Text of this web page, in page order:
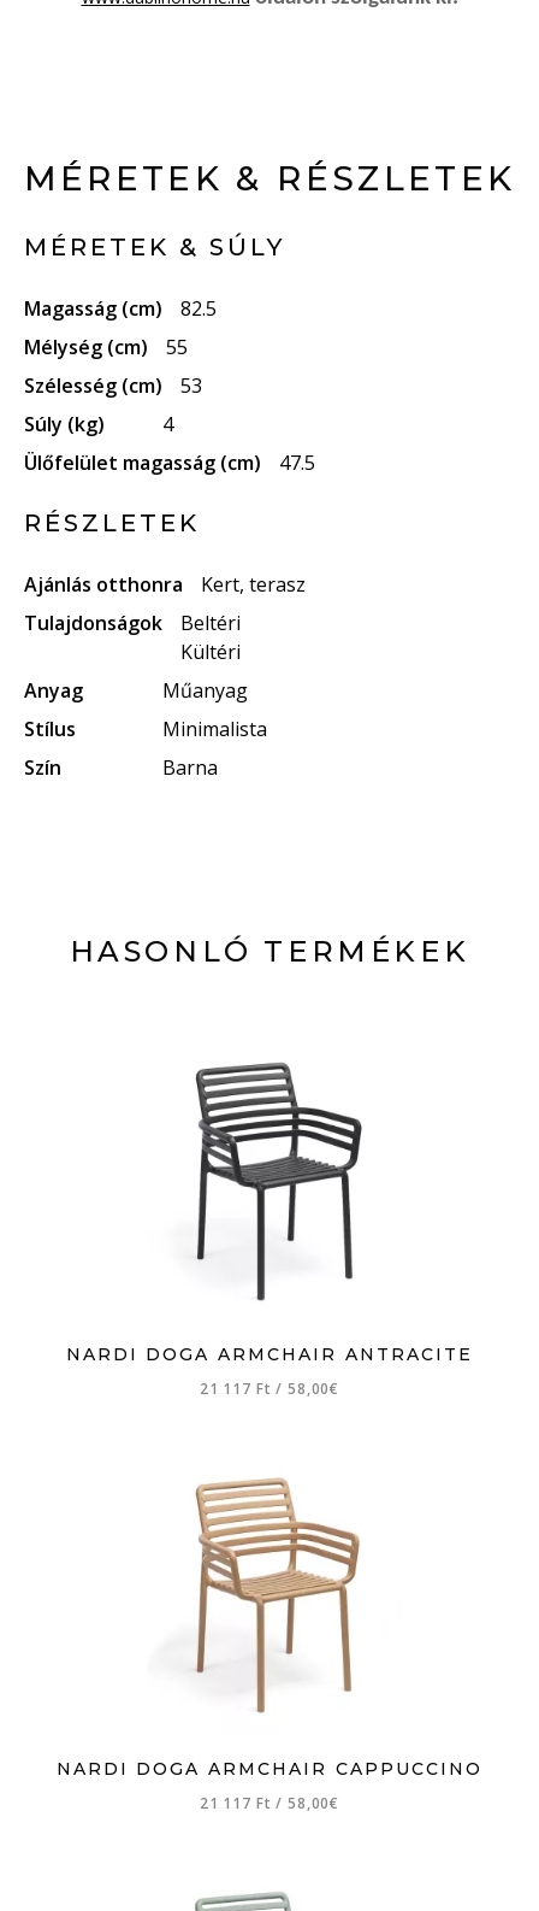
MÉRETEK & RÉSZLETEK
MÉRETEK & SÚLY
Magasság (cm)
82.5
Mélység (cm)
55
Szélesség (cm)
53
Súly (kg)
4
Ülőfelület magasság (cm)
47.5
RÉSZLETEK
Ajánlás otthonra
Kert, terasz
Tulajdonságok
Beltéri
Kültéri
Anyag
Műanyag
Stílus
Minimalista
Szín
Barna
HASONLÓ TERMÉKEK
NARDI DOGA ARMCHAIR ANTRACITE
21 117 Ft/ 58,00€
NARDI DOGA ARMCHAIR CAPPUCCINO
21 117 Ft/ 58,00€